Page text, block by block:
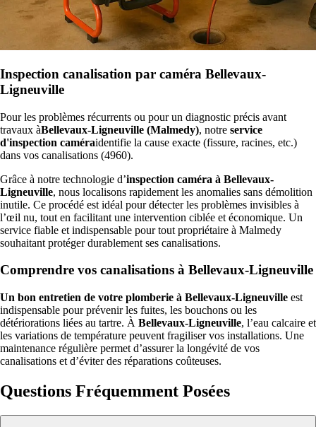
Inspection canalisation par caméra Bellevaux-
Ligneuville
Pour les problèmes récurrents ou pour un diagnostic précis avant
travaux àBellevaux-Ligneuville (Malmedy), notre service
d'inspection caméraidentifie la cause exacte (fissure, racines, etc.)
dans vos canalisations (4960).
Grâce à notre technologie d’inspection caméra à Bellevaux-
Ligneuville, nous localisons rapidement les anomalies sans démolition
inutile. Ce procédé est idéal pour détecter les problèmes invisibles à
l’œil nu, tout en facilitant une intervention ciblée et économique. Un
service fiable et indispensable pour tout propriétaire à Malmedy
souhaitant protéger durablement ses canalisations.
Comprendre vos canalisations à Bellevaux-Ligneuville
Un bon entretien de votre plomberie à Bellevaux-Ligneuville est
indispensable pour prévenir les fuites, les bouchons ou les
détériorations liées au tartre. À Bellevaux-Ligneuville, l’eau calcaire et
les variations de température peuvent fragiliser vos installations. Une
maintenance régulière permet d’assurer la longévité de vos
canalisations et d’éviter des réparations coûteuses.
Questions Fréquemment Posées